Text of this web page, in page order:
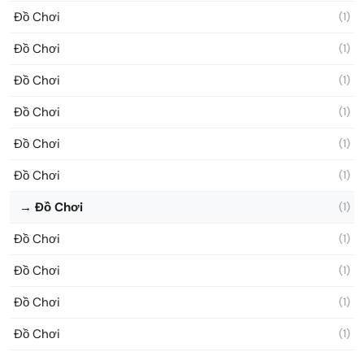
Đồ Chơi (1)
Đồ Chơi (1)
Đồ Chơi (1)
Đồ Chơi (1)
Đồ Chơi (1)
Đồ Chơi (1)
→ Đồ Chơi (1)
Đồ Chơi (1)
Đồ Chơi (1)
Đồ Chơi (1)
Đồ Chơi (1)